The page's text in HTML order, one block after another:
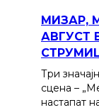
МИЗАР,
АВГУСТ
Три
сцена –
настапат